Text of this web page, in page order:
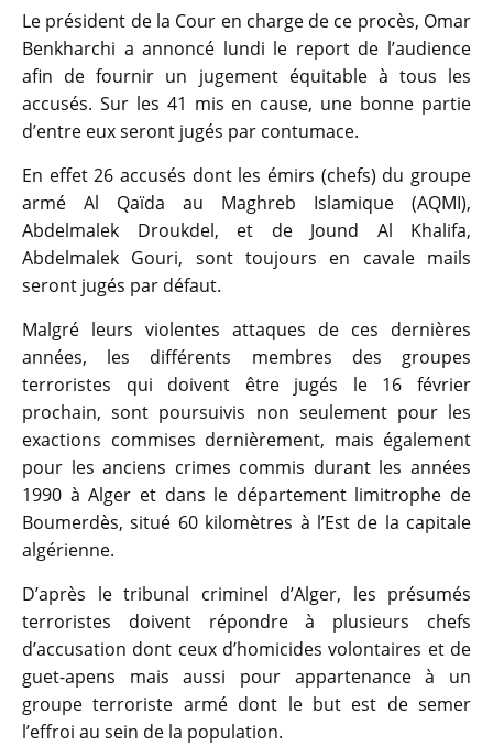
Le président de la Cour en charge de ce procès, Omar
Benkharchi a annoncé lundi le report de l’audience
afin de fournir un jugement équitable à tous les
accusés. Sur les 41 mis en cause, une bonne partie
d’entre eux seront jugés par contumace.
En effet 26 accusés dont les émirs (chefs) du groupe
armé Al Qaïda au Maghreb Islamique (AQMI),
Abdelmalek Droukdel, et de Jound Al Khalifa,
Abdelmalek Gouri, sont toujours en cavale mails
seront jugés par défaut.
Malgré leurs violentes attaques de ces dernières
années, les différents membres des groupes
terroristes qui doivent être jugés le 16 février
prochain, sont poursuivis non seulement pour les
exactions commises dernièrement, mais également
pour les anciens crimes commis durant les années
1990 à Alger et dans le département limitrophe de
Boumerdès, situé 60 kilomètres à l’Est de la capitale
algérienne.
D’après le tribunal criminel d’Alger, les présumés
terroristes doivent répondre à plusieurs chefs
d’accusation dont ceux d’homicides volontaires et de
guet-apens mais aussi pour appartenance à un
groupe terroriste armé dont le but est de semer
l’effroi au sein de la population.